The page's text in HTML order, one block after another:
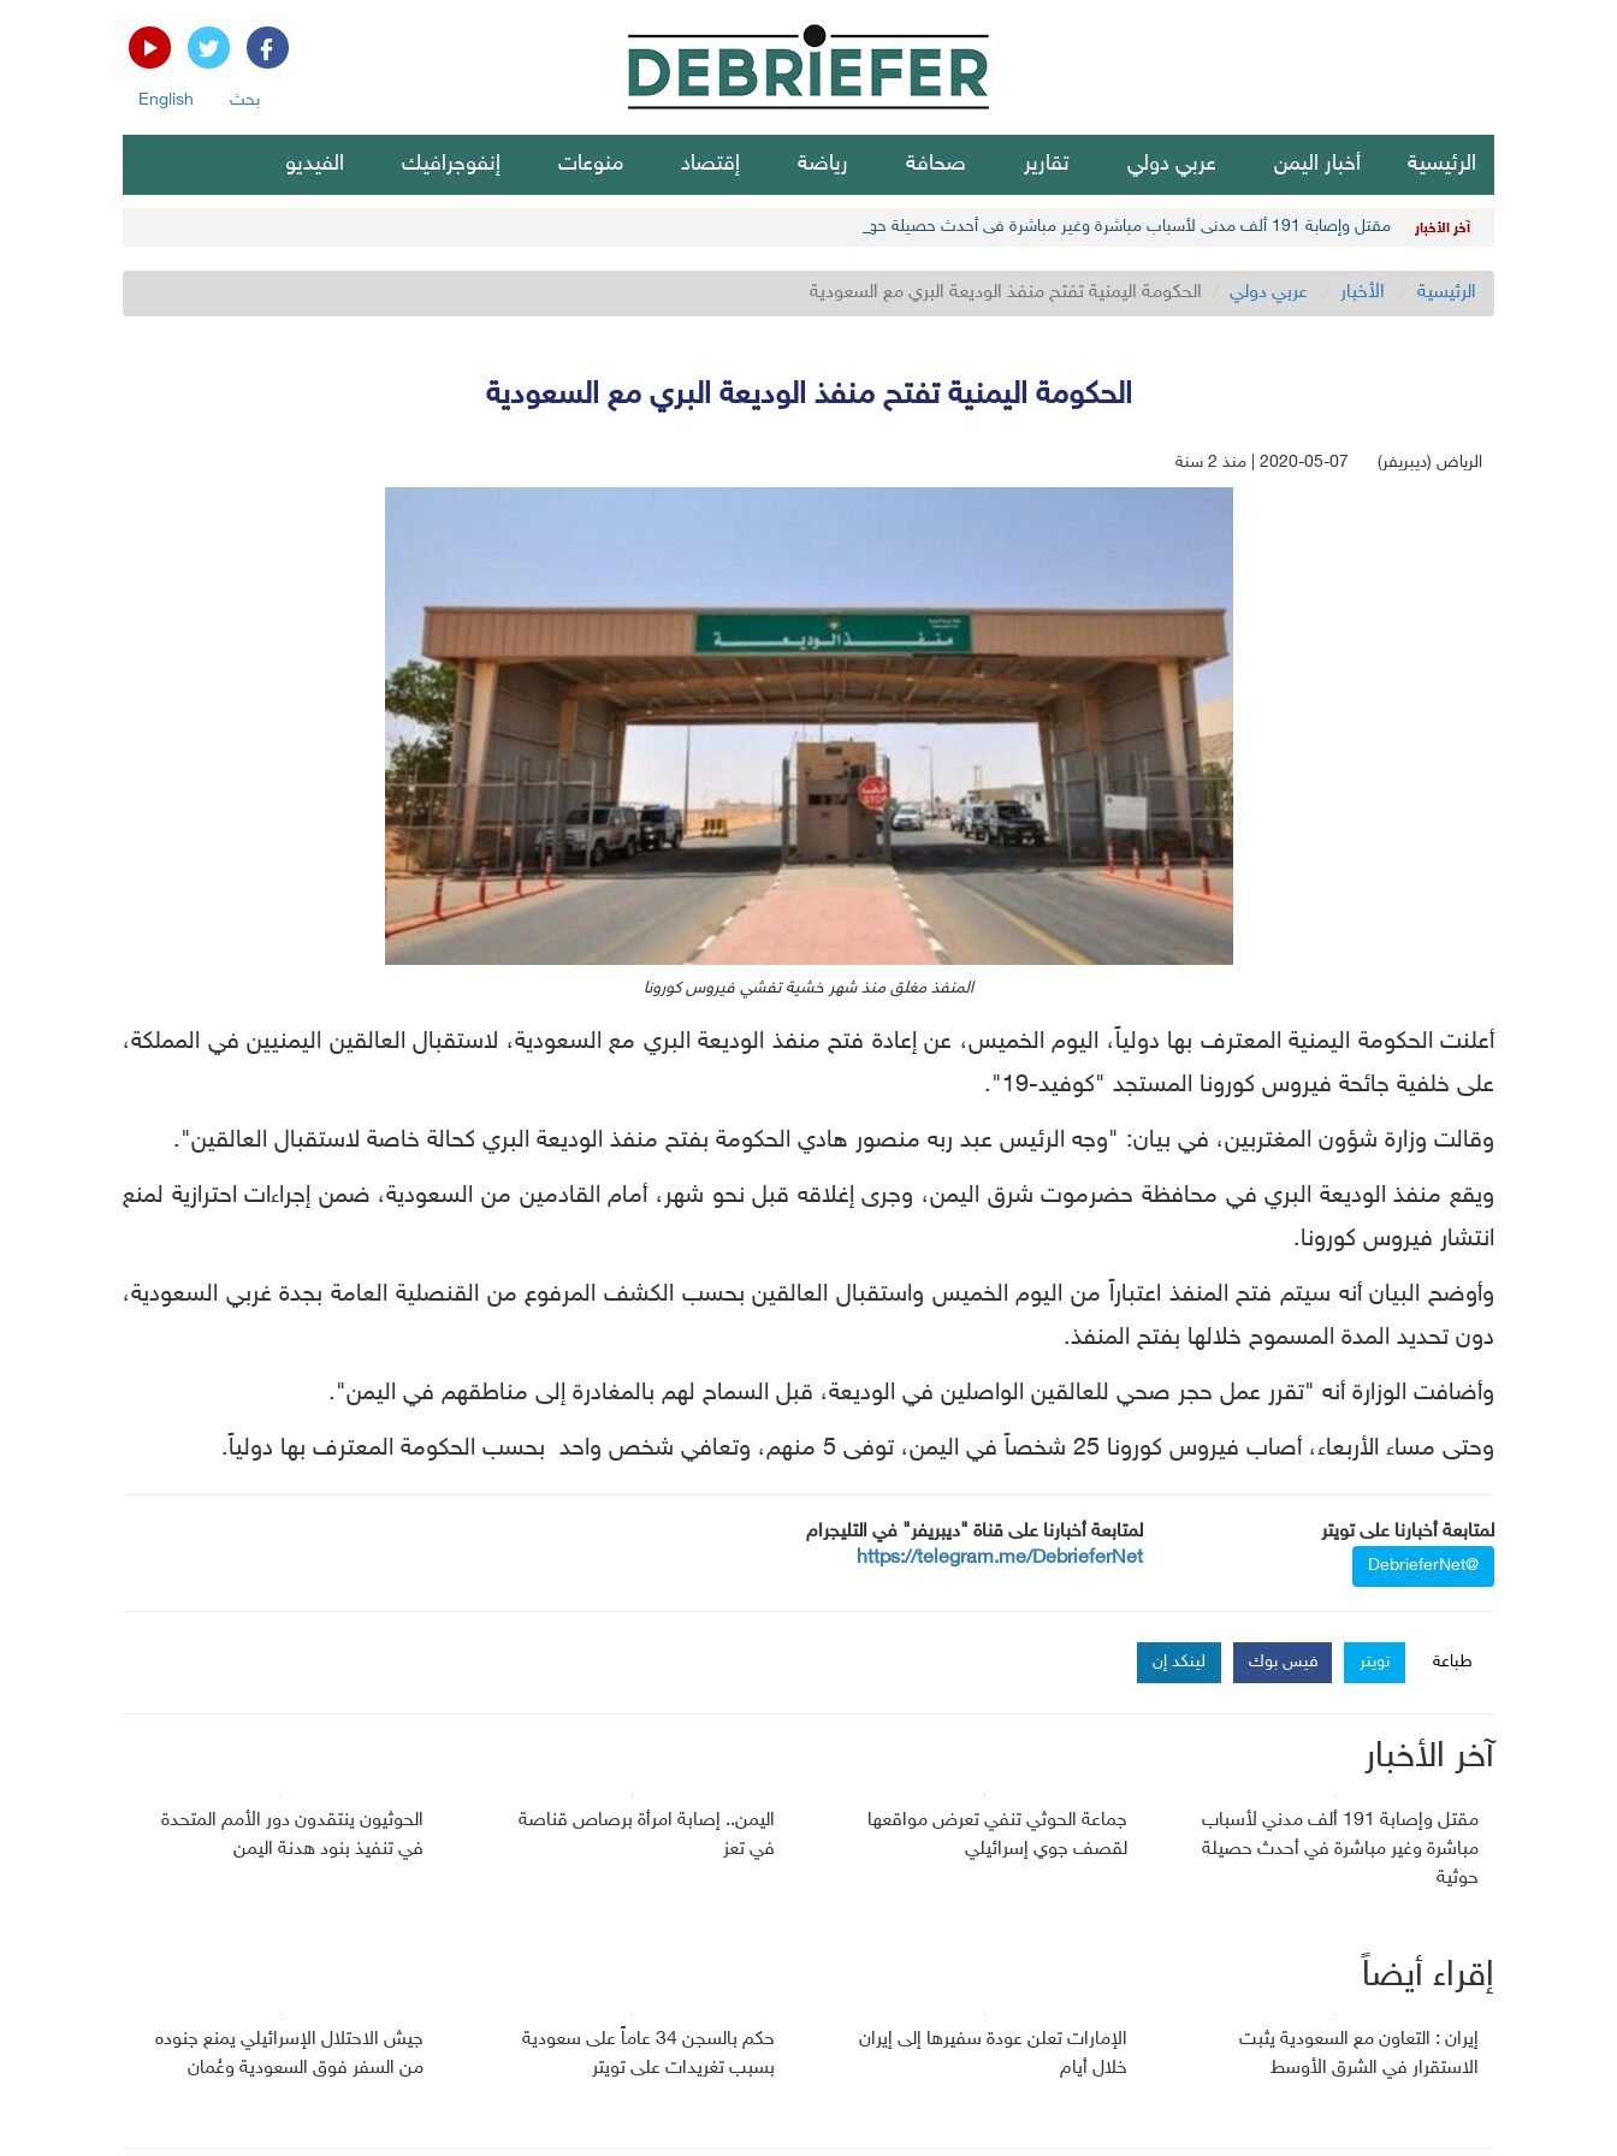
بحث English
الرئيسية أخبار اليمن عربي دولي تقارير صحافة رياضة إقتصاد منوعات إنفوجرافيك الفيديو
آخر الأخبار مقتل وإصابة 191 ألف مدني لأسباب مباشرة وغير مباشرة في أحدث حصيلة حوثية
الرئيسية الأخبار عربي دولي الحكومة اليمنية تفتح منفذ الوديعة البري مع السعودية
الحكومة اليمنية تفتح منفذ الوديعة البري مع السعودية
الرياض (ديبريفر) 2020-05-07 | منذ 2 سنة
المنفذ مغلق منذ شهر خشية تفشي فيروس كورونا
أعلنت الحكومة اليمنية المعترف بها دولياً، اليوم الخميس، عن إعادة فتح منفذ الوديعة البري مع السعودية، لاستقبال العالقين اليمنيين في المملكة،
على خلفية جائحة فيروس كورونا المستجد "كوفيد-19".
وقالت وزارة شؤون المغتربين، في بيان: "وجه الرئيس عبد ربه منصور هادي الحكومة بفتح منفذ الوديعة البري كحالة خاصة لاستقبال العالقين".
ويقع منفذ الوديعة البري في محافظة حضرموت شرق اليمن، وجرى إغلاقه قبل نحو شهر، أمام القادمين من السعودية، ضمن إجراءات احترازية لمنع
انتشار فيروس كورونا.
وأوضح البيان أنه سيتم فتح المنفذ اعتباراً من اليوم الخميس واستقبال العالقين بحسب الكشف المرفوع من القنصلية العامة بجدة غربي السعودية،
دون تحديد المدة المسموح خلالها بفتح المنفذ.
وأضافت الوزارة أنه "تقرر عمل حجر صحي للعالقين الواصلين في الوديعة، قبل السماح لهم بالمغادرة إلى مناطقهم في اليمن".
وحتى مساء الأربعاء، أصاب فيروس كورونا 25 شخصاً في اليمن، توفى 5 منهم، وتعافي شخص واحد بحسب الحكومة المعترف بها دولياً.
لمتابعة أخبارنا على تويتر
@DebrieferNet
لمتابعة أخبارنا على قناة "ديبريفر" في التليجرام
https://telegram.me/DebrieferNet
طباعة تويتر فيس بوك لينكد إن
آخر الأخبار
مقتل وإصابة 191 ألف مدني لأسباب
مباشرة وغير مباشرة في أحدث حصيلة
حوثية
جماعة الحوثي تنفي تعرض مواقعها
لقصف جوي إسرائيلي
اليمن.. إصابة امرأة برصاص قناصة
في تعز
الحوثيون ينتقدون دور الأمم المتحدة
في تنفيذ بنود هدنة اليمن
إقراء أيضاً
إيران : التعاون مع السعودية يثبت
الاستقرار في الشرق الأوسط
الإمارات تعلن عودة سفيرها إلى إيران
خلال أيام
حكم بالسجن 34 عاماً على سعودية
بسبب تغريدات على تويتر
جيش الاحتلال الإسرائيلي يمنع جنوده
من السفر فوق السعودية وعُمان